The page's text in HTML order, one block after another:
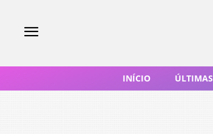
INÍCIO ÚLTIMAS